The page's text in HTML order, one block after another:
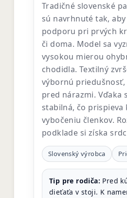
Tradičné slovenské
sú navrhnuté tak,
podporu pri prvých
či doma. Model sa
vysokou mierou
chodidla. Textilný
výbornú
pred nárazmi. Vďaka
stabilná, čo
vybočeniu členkov.
podklade si získa
Slovenský výrobca
Tip pre rodiča: Pred
dieťaťa v stoji. K